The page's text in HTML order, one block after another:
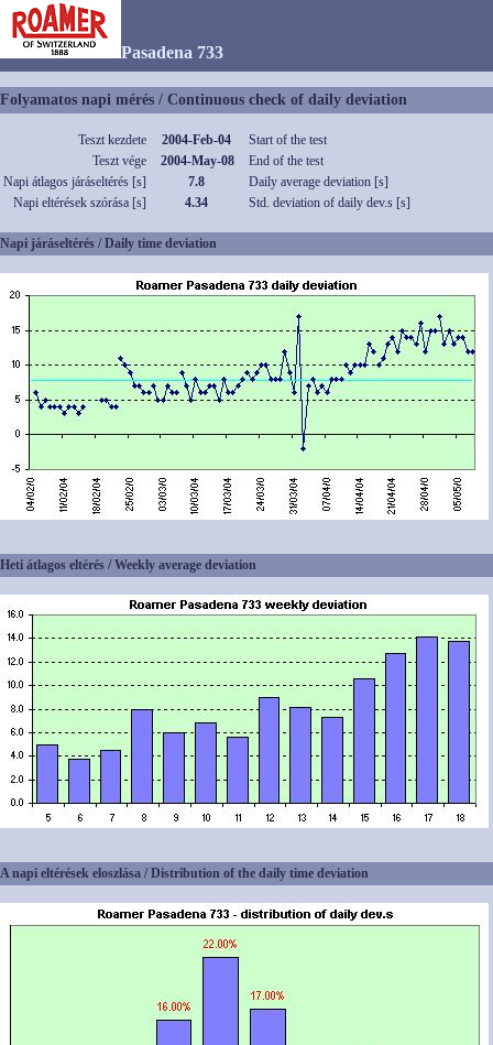
Pasadena 733
Folyamatos napi mérés / Continuous check of daily deviation
Teszt kezdete 2004-Feb-04
Start of the test
Teszt vége
2004-May-08
End of the test
Napi átlagos járáseltérés [s]
7.8
Daily average deviation [s]
Napi eltérések szórása [s]
4.34 Std. deviation of daily dev.s [s]
Napi járáseltérés / Daily time deviation
Heti átlagos eltérés / Weekly average deviation
A napi eltérések eloszlása / Distribution of the daily time deviation